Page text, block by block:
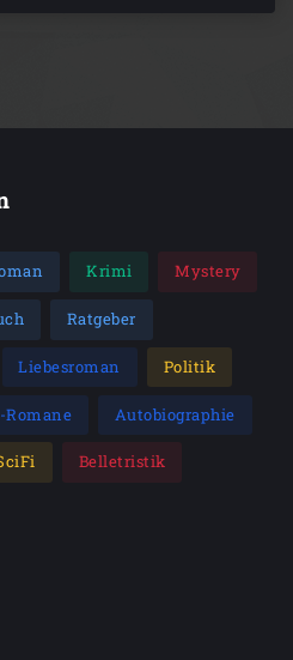
Krimi Mystery
Ratgeber
Liebesroman Politik
Autobiographie
Belletristik